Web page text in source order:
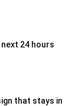
24 hours
that stays in